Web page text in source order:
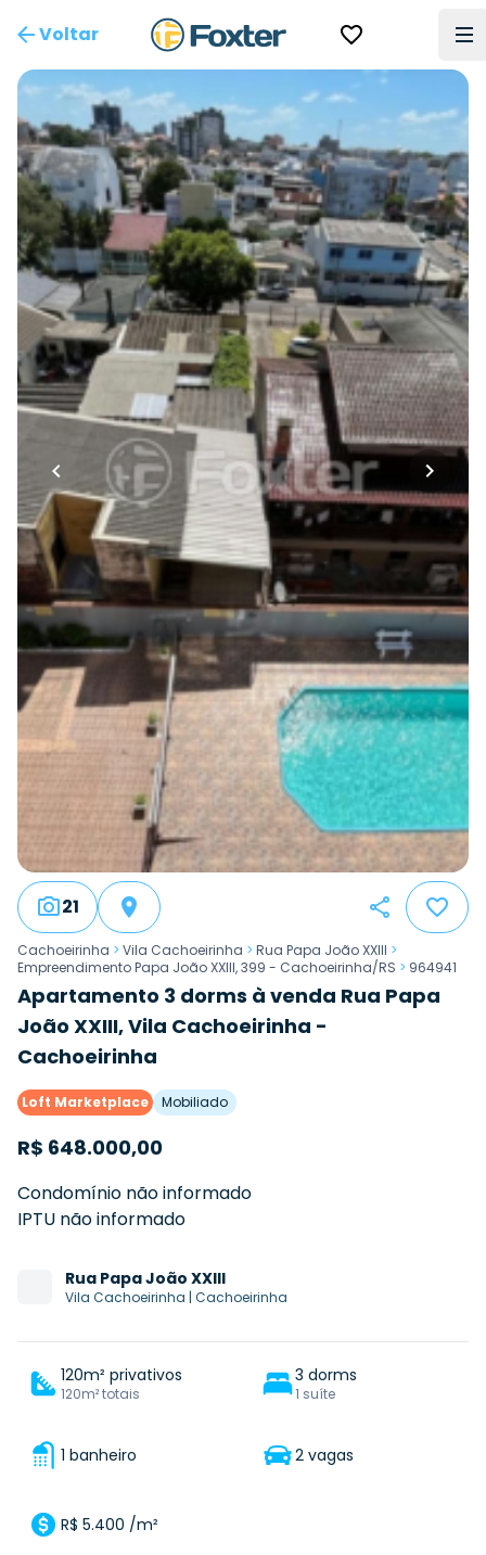
Voltar
21
Cachoeirinha > Vila Cachoeirinha > Rua Papa João XXIII >
Empreendimento Papa João XXIII, 399 - Cachoeirinha/RS > 964941
Apartamento 3 dorms à venda Rua Papa
João XXIII, Vila Cachoeirinha -
Cachoeirinha
Loft Marketplace Mobiliado
R$ 648.000,00
Condomínio não informado
IPTU não informado
Rua Papa João XXIII
Vila Cachoeirinha | Cachoeirinha
120m² privativos
120m² totais
3 dorms
1 suíte
1 banheiro 2 vagas
R$ 5.400 /m²